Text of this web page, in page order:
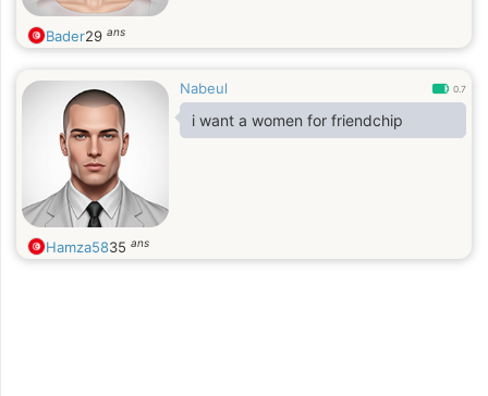
Bader29 ans
Nabeul 0.7
i want a women for friendchip
Hamza5835 ans